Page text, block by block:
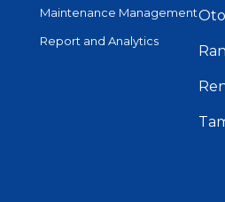
Maintenance Management
Report and Analytics